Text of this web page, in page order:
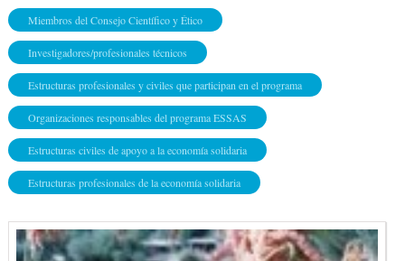
Miembros del Consejo Científico y Ético
Investigadores/profesionales técnicos
Estructuras profesionales y civiles que participan en el programa
Organizaciones responsables del programa ESSAS
Estructuras civiles de apoyo a la economía solidaria
Estructuras profesionales de la economía solidaria